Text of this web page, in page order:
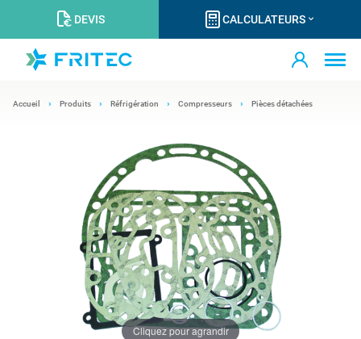
DEVIS CALCULATEURS
Accueil Produits Réfrigération Compresseurs Pièces détachées
Cliquez pour agrandir